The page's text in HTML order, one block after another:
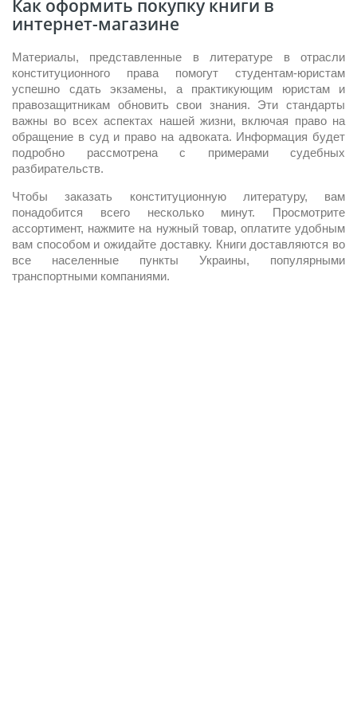
Как оформить покупку книги в
интернет-магазине
Материалы, представленные в литературе в отрасли
конституционного права помогут студентам-юристам
успешно сдать экзамены, а практикующим юристам и
правозащитникам обновить свои знания. Эти стандарты
важны во всех аспектах нашей жизни, включая право на
обращение в суд и право на адвоката. Информация будет
подробно рассмотрена с примерами судебных
разбирательств.
Чтобы заказать конституционную литературу, вам
понадобится всего несколько минут. Просмотрите
ассортимент, нажмите на нужный товар, оплатите удобным
вам способом и ожидайте доставку. Книги доставляются во
все населенные пункты Украины, популярными
транспортными компаниями.